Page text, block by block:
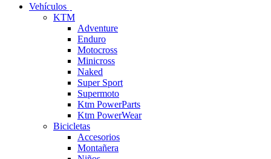
Vehículos
KTM
Adventure
Enduro
Motocross
Minicross
Naked
Super Sport
Supermoto
Ktm PowerParts
Ktm PowerWear
Bicicletas
Accesorios
Montañera